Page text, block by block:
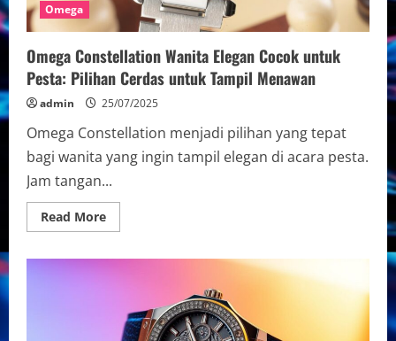
Omega
Omega Constellation Wanita Elegan Cocok untuk
Pesta: Pilihan Cerdas untuk Tampil Menawan
admin 25/07/2025
Omega Constellation menjadi pilihan yang tepat
bagi wanita yang ingin tampil elegan di acara pesta.
Jam tangan...
Read MoreRead
more
untuk
Pesta: